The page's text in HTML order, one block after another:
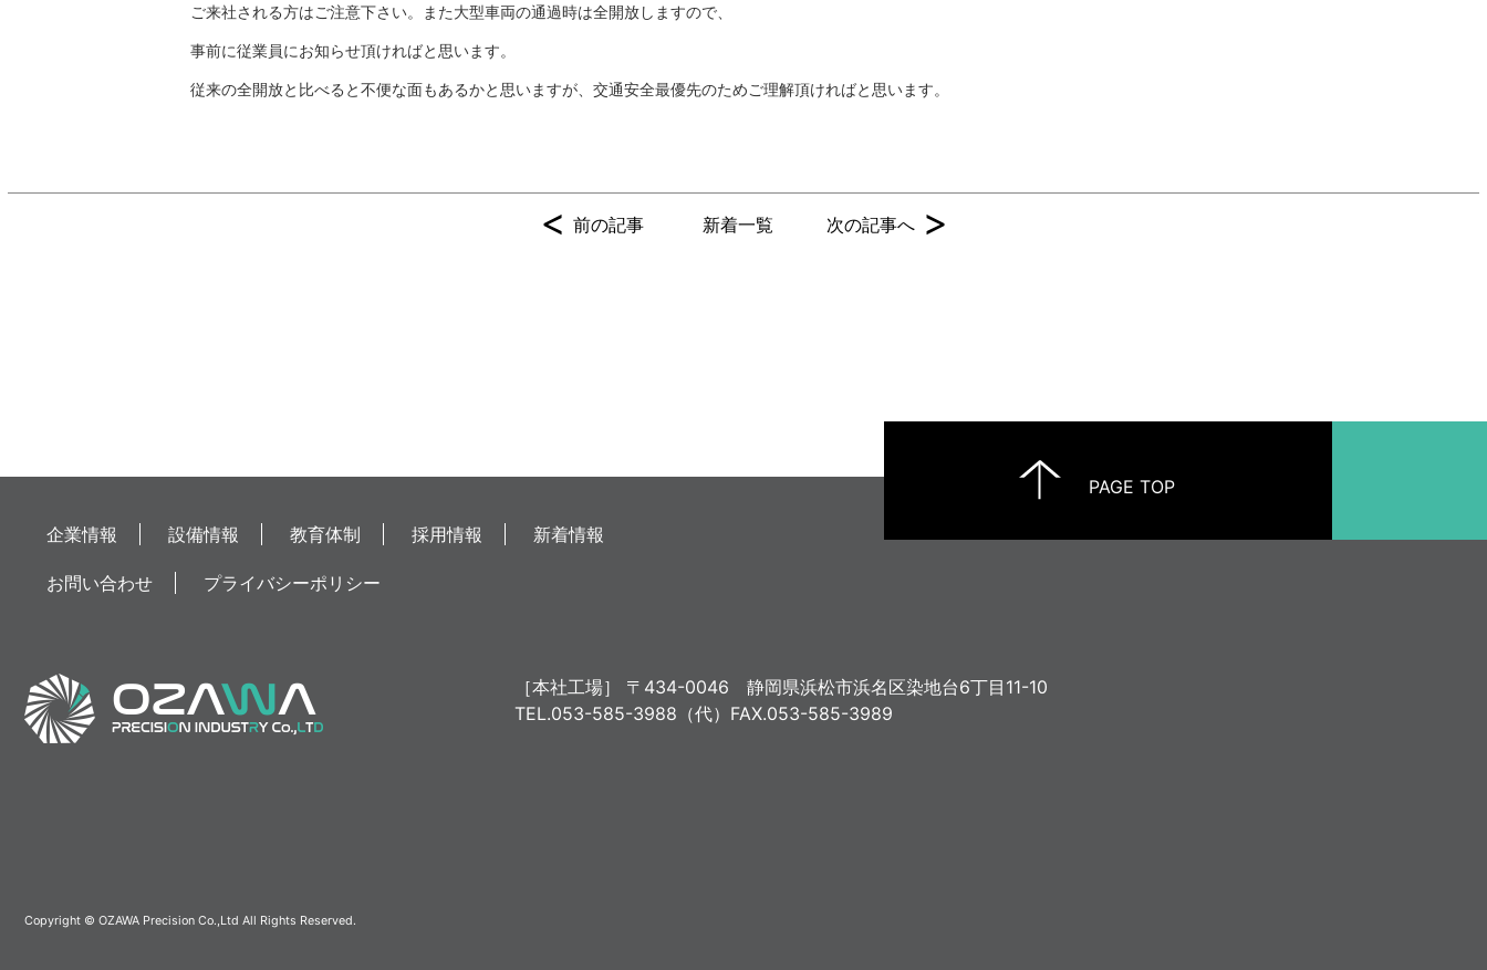
ご来社される方はご注意下さい。また大型車両の通過時は全開放しますので、
事前に従業員にお知らせ頂ければと思います。
従来の全開放と比べると不便な面もあるかと思いますが、交通安全最優先のためご理解頂ければと思います。
< 前の記事 新着一覧 次の記事へ >
PAGE TOP
企業情報 設備情報 教育体制 採用情報 新着情報
お問い合わせ プライバシーポリシー
［本社工場］ 〒434-0046静岡県浜松市浜名区染地台6丁目11-10
TEL.053-585-3988（代） FAX.053-585-3989
Copyright © OZAWA Precision Co.,Ltd All Rights Reserved.